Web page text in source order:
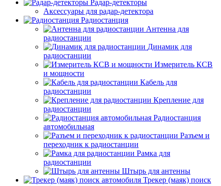
Радар-детекторы
Аксессуары для радар-детектора
Радиостанция
Антенна для
радиостанции
Динамик для
радиостанции
Измеритель КСВ
и мощности
Кабель для
радиостанции
Крепление для
радиостанции
Радиостанция
автомобильная
Разъем и
переходник к радиостанции
Рамка для
радиостанции
Штырь для антенны
Трекер (маяк) поиск